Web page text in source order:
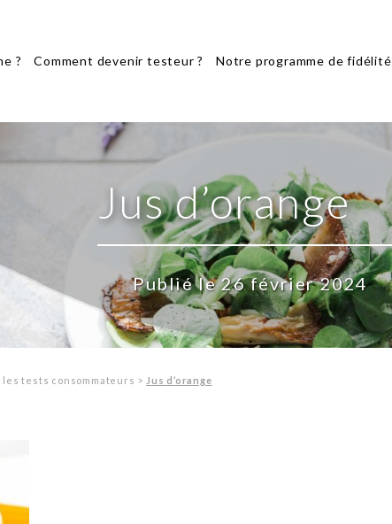
? Comment devenir testeur ? Notre programme de fidélité
Jus d’orange
Publié le 26 février 2024
les tests consommateurs > Jus d’orange